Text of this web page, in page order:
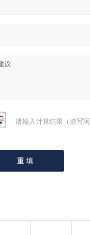
请输入计算结果（填写